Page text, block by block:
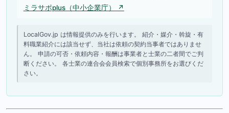
ミラサポplus（中小企業庁） ↗
LocalGov.jp は情報提供のみを行います。 紹介・媒介・斡旋・有
料職業紹介には該当せず、当社は依頼の契約当事者ではありませ
ん。 申請の可否・依頼内容・報酬は事業者と士業の二者間でご判
断ください。 各士業の連合会会員検索で個別事務所をお選びくだ
さい。